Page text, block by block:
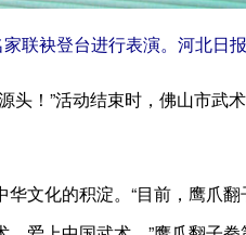
袂登台进行表演。河北日
！”活动结束时，佛山市武
化的积淀。“目前，鹰爪翻